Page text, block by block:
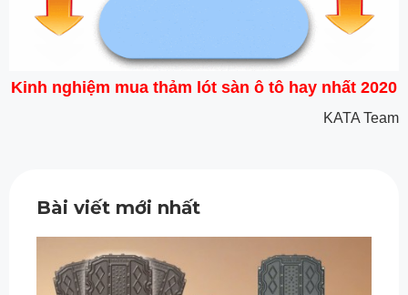
Kinh nghiệm mua thảm lót sàn ô tô hay nhất 2020
KATA Team
Bài viết mới nhất